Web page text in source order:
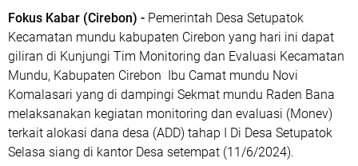
Fokus Kabar (Cirebon) - Pemerintah Desa Setupatok
Kecamatan mundu kabupaten Cirebon yang hari ini dapat
giliran di Kunjungi Tim Monitoring dan Evaluasi Kecamatan
Mundu, Kabupaten Cirebon Ibu Camat mundu Novi
Komalasari yang di dampingi Sekmat mundu Raden Bana
melaksanakan kegiatan monitoring dan evaluasi (Monev)
terkait alokasi dana desa (ADD) tahap I Di Desa Setupatok
Selasa siang di kantor Desa setempat (11/6/2024).